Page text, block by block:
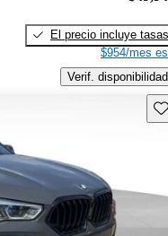
El precio incluye tasas
$954/mes
Verif. disponibilidad